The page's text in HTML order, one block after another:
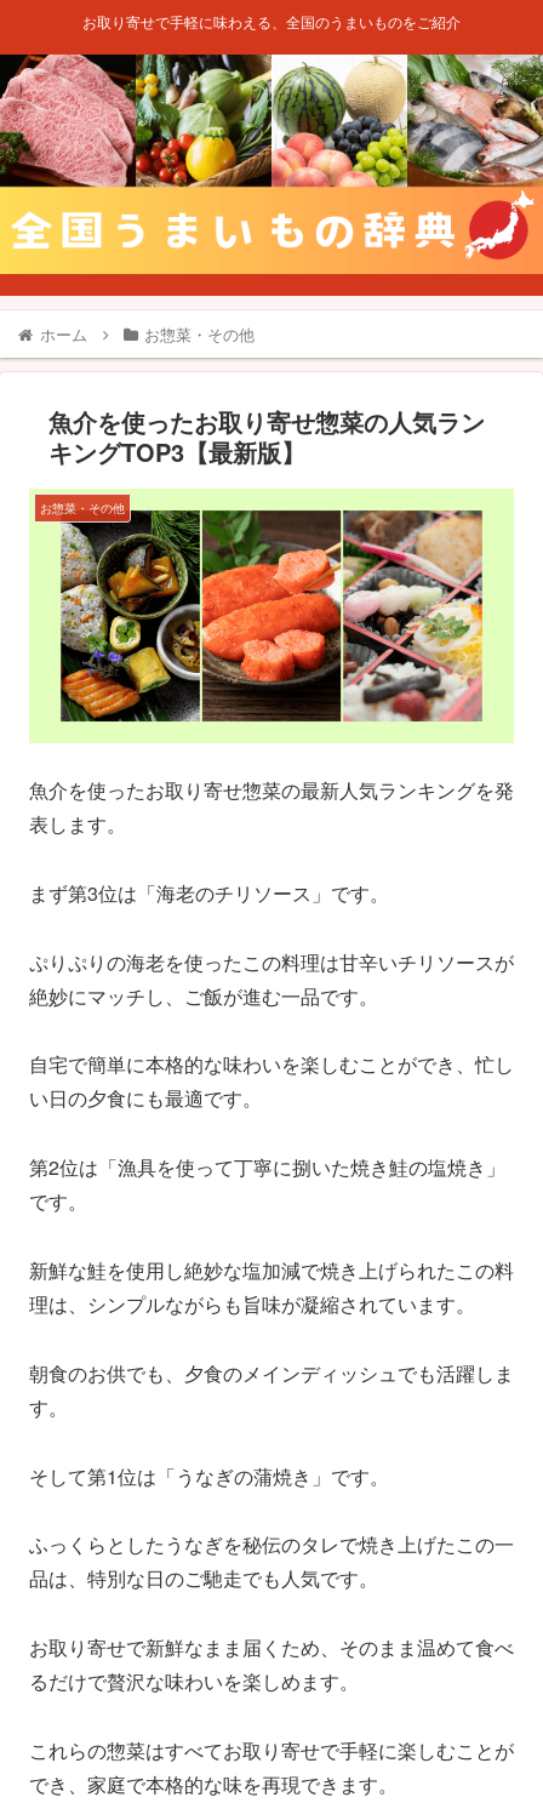
お取り寄せで手軽に味わえる、全国のうまいものをご紹介
ホーム お惣菜・その他
魚介を使ったお取り寄せ惣菜の人気ラン
キングTOP3【最新版】
お惣菜・その他
魚介を使ったお取り寄せ惣菜の最新人気ランキングを発
表します。
まず第3位は「海老のチリソース」です。
ぷりぷりの海老を使ったこの料理は甘辛いチリソースが
絶妙にマッチし、ご飯が進む一品です。
自宅で簡単に本格的な味わいを楽しむことができ、忙し
い日の夕食にも最適です。
第2位は「漁具を使って丁寧に捌いた焼き鮭の塩焼き」
です。
新鮮な鮭を使用し絶妙な塩加減で焼き上げられたこの料
理は、シンプルながらも旨味が凝縮されています。
朝食のお供でも、夕食のメインディッシュでも活躍しま
す。
そして第1位は「うなぎの蒲焼き」です。
ふっくらとしたうなぎを秘伝のタレで焼き上げたこの一
品は、特別な日のご馳走でも人気です。
お取り寄せで新鮮なまま届くため、そのまま温めて食べ
るだけで贅沢な味わいを楽しめます。
これらの惣菜はすべてお取り寄せで手軽に楽しむことが
でき、家庭で本格的な味を再現できます。